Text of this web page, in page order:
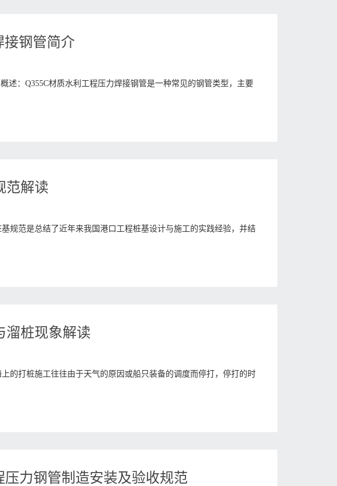
接钢管简介
述：Q355C材质水利工程压力焊接钢管是一种常见的钢管类型，主要
范解读
规范是总结了近年来我国港口工程桩基设计与施工的实践经验，并结
溜桩现象解读
的打桩施工往往由于天气的原因或船只装备的调度而停打，停打的时
压力钢管制造安装及验收规范